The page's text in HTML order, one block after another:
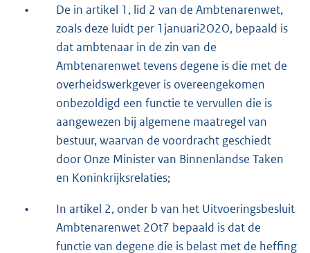
•
De in artikel 1, lid 2 van de Ambtenarenwet,
zoals deze luidt per 1januari2O2O, bepaald is
dat ambtenaar in de zin van de
Ambtenarenwet tevens degene is die met de
overheidswerkgever is overeengekomen
onbezoldigd een functie te vervullen die is
aangewezen bij algemene maatregel van
bestuur, waarvan de voordracht geschiedt
door Onze Minister van Binnenlandse Taken
en Koninkrijksrelaties;
•
In artikel 2, onder b van het Uitvoeringsbesluit
Ambtenarenwet 2Ot7 bepaald is dat de
functie van degene die is belast met de heffing